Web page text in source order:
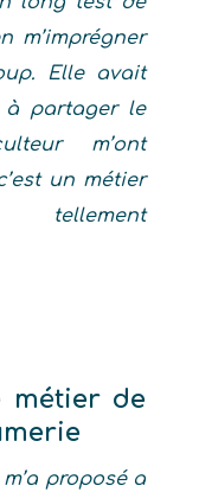
m’imprégner
Elle avait
à partager le
m’ont
un métier
métier de
proposé a